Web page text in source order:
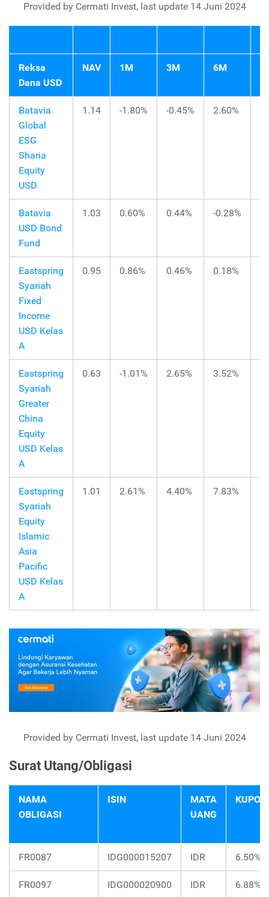
Provided by Cermati Invest, last update 14 Juni 2024
Reksa
Dana USD
NAV 1M 3M 6M
Batavia
Global
ESG
Sharia
Equity
USD
1.14 -1.80% -0.45% 2.60%
Batavia
USD Bond
Fund
1.03 0.60% 0.44% -0.28%
Eastspring
Syariah
Fixed
Income
USD Kelas
A
0.95 0.86% 0.46% 0.18%
Eastspring
Syariah
Greater
China
Equity
USD Kelas
A
0.63 -1.01% 2.65% 3.52%
Eastspring
Syariah
Equity
Islamic
Asia
Pacific
USD Kelas
A
1.01 2.61% 4.40% 7.83%
Provided by Cermati Invest, last update 14 Juni 2024
Surat Utang/Obligasi
NAMA
OBLIGASI
ISIN
MATA
UANG
KUPON
FR0087 IDG000015207 IDR 6.50%
FR0097 IDG000020900 IDR 6.88%